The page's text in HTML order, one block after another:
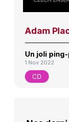
Adam
Un joli
1 Nov 2022
CD